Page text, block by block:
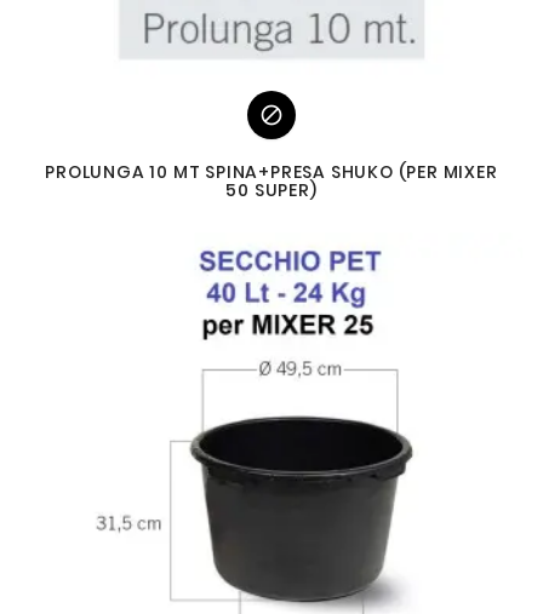

PROLUNGA 10 MT SPINA+PRESA SHUKO (PER MIXER
50 SUPER)